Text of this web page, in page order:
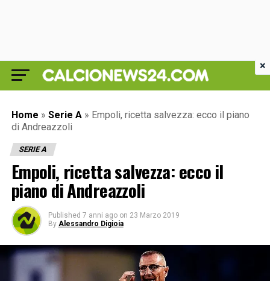
Home » Serie A » Empoli, ricetta salvezza: ecco il piano
di Andreazzoli
SERIE A
Empoli, ricetta salvezza: ecco il
piano di Andreazzoli
Published 7 anni ago on 23 Marzo 2019
By Alessandro Digioia
×